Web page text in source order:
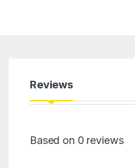
Reviews
Based on 0 reviews